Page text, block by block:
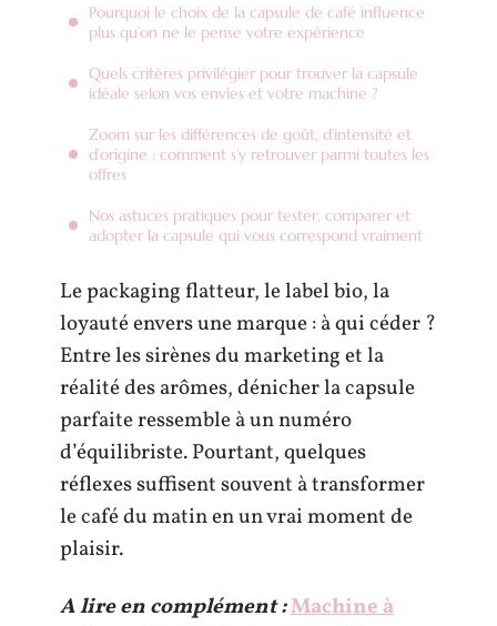
Pourquoi le choix de la capsule de café influence
plus qu’on ne le pense votre expérience
Quels critères privilégier pour trouver la capsule
idéale selon vos envies et votre machine ?
Zoom sur les différences de goût, d’intensité et
d’origine : comment s’y retrouver parmi toutes les
offres
Nos astuces pratiques pour tester, comparer et
adopter la capsule qui vous correspond vraiment
Le packaging flatteur, le label bio, la
loyauté envers une marque : à qui céder ?
Entre les sirènes du marketing et la
réalité des arômes, dénicher la capsule
parfaite ressemble à un numéro
d’équilibriste. Pourtant, quelques
réflexes suffisent souvent à transformer
le café du matin en un vrai moment de
plaisir.
A lire en complément :Machine à